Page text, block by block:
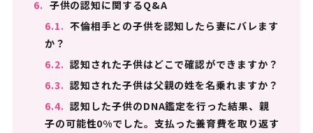
6. 子供の認知に関するQ&A
6.1. 不倫相手との子供を認知したら妻にバレます
か？
6.2. 認知された子供はどこで確認ができますか？
6.3. 認知された子供は父親の姓を名乗れますか？
6.4. 認知した子供のDNA鑑定を行った結果、親
子の可能性0%でした。支払った養育費を取り返す